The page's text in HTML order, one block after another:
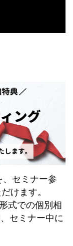
セミナー参
けます。
式での個別相
セミナー中に